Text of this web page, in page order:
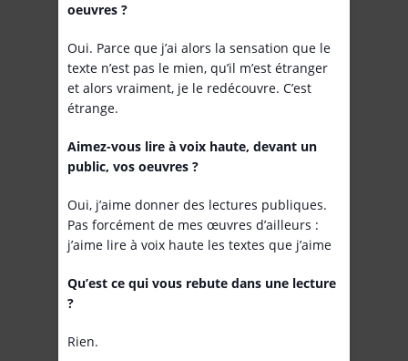
oeuvres ?
Oui. Parce que j’ai alors la sensation que le
texte n’est pas le mien, qu’il m’est étranger
et alors vraiment, je le redécouvre. C’est
étrange.
Aimez-vous lire à voix haute, devant un
public, vos oeuvres ?
Oui, j’aime donner des lectures publiques.
Pas forcément de mes œuvres d’ailleurs :
j’aime lire à voix haute les textes que j’aime
Qu’est ce qui vous rebute dans une lecture
?
Rien.